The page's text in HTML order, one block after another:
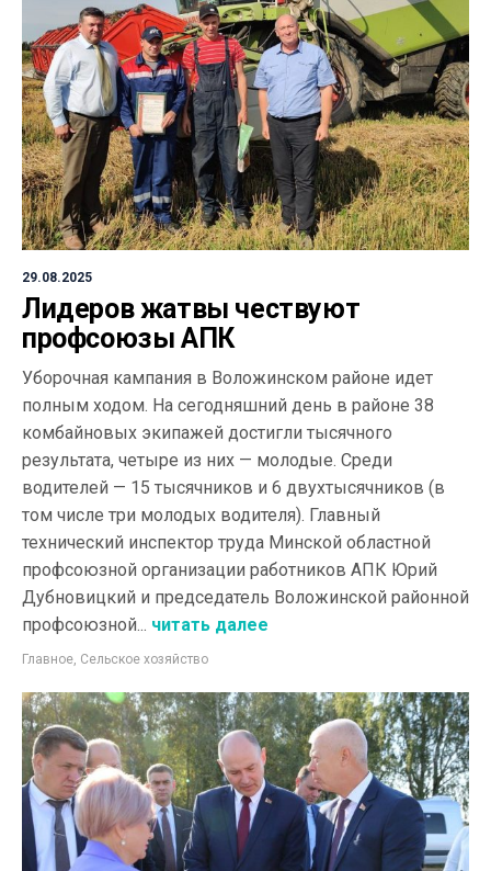
29.08.2025
Лидеров жатвы чествуют
профсоюзы АПК
Уборочная кампания в Воложинском районе идет
полным ходом. На сегодняшний день в районе 38
комбайновых экипажей достигли тысячного
результата, четыре из них — молодые. Среди
водителей — 15 тысячников и 6 двухтысячников (в
том числе три молодых водителя). Главный
технический инспектор труда Минской областной
профсоюзной организации работников АПК Юрий
Дубновицкий и председатель Воложинской районной
профсоюзной... читать далее
Главное, Сельское хозяйство